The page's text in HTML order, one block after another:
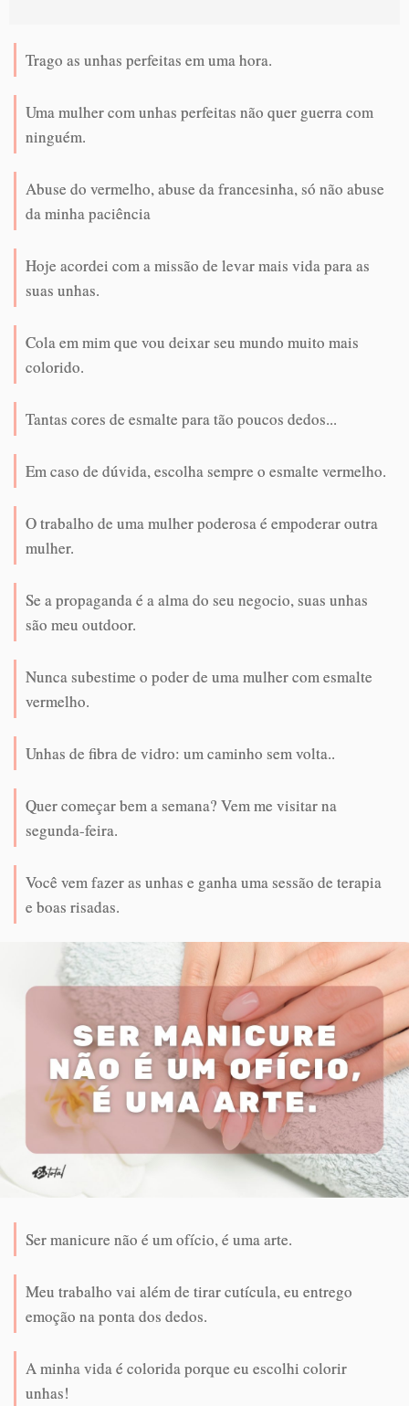
Trago as unhas perfeitas em uma hora.
Uma mulher com unhas perfeitas não quer guerra com
ninguém.
Abuse do vermelho, abuse da francesinha, só não abuse
da minha paciência
Hoje acordei com a missão de levar mais vida para as
suas unhas.
Cola em mim que vou deixar seu mundo muito mais
colorido.
Tantas cores de esmalte para tão poucos dedos...
Em caso de dúvida, escolha sempre o esmalte vermelho.
O trabalho de uma mulher poderosa é empoderar outra
mulher.
Se a propaganda é a alma do seu negocio, suas unhas
são meu outdoor.
Nunca subestime o poder de uma mulher com esmalte
vermelho.
Unhas de fibra de vidro: um caminho sem volta..
Quer começar bem a semana? Vem me visitar na
segunda-feira.
Você vem fazer as unhas e ganha uma sessão de terapia
e boas risadas.
Ser manicure não é um ofício, é uma arte.
Meu trabalho vai além de tirar cutícula, eu entrego
emoção na ponta dos dedos.
A minha vida é colorida porque eu escolhi colorir
unhas!